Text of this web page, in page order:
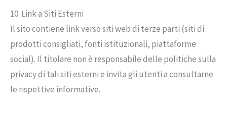
10. Link a Siti Esterni
Il sito contiene link verso siti web di terze parti (siti di
prodotti consigliati, fonti istituzionali, piattaforme
social). Il titolare non è responsabile delle politiche sulla
privacy di tali siti esterni e invita gli utenti a consultarne
le rispettive informative.